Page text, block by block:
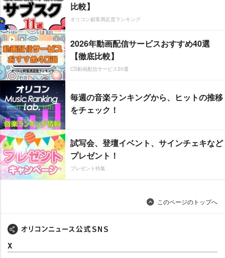
比較】
オリコン顧客満足度ランキング
2026年動画配信サービスおすすめ40選
【徹底比較】
CS動画配信サービス20選
毎週の音楽ランキングから、ヒットの推移
をチェック！
試写会、登壇イベント、サインチェキなど
プレゼント！
プレゼント特集
このページのトップへ
X